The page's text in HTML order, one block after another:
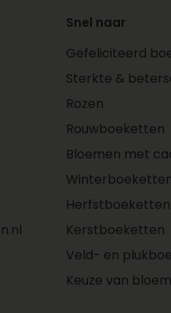
Snel naar
Gefeliciteerd
Sterkte &
Rozen
Rouwboeketten
Bloemen met
Herfstboeketten
Kerstboeketten
Veld- en
Keuze van